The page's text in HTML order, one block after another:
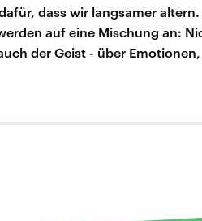
dass wir langsamer
auf eine Mischung an:
der Geist - über